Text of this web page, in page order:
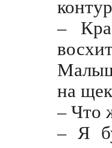
–
на
– Что
– Я